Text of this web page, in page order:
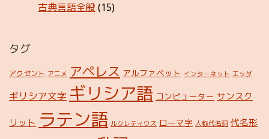
古典言語全般 (15)
タグ
アクセント アニメ アペレス アルファベット インターネット エッダ
ギリシア文字 ギリシア語 コンピューター サンスク
リット ラテン語 ルクレティウス ローマ字 人称代名詞 代名形